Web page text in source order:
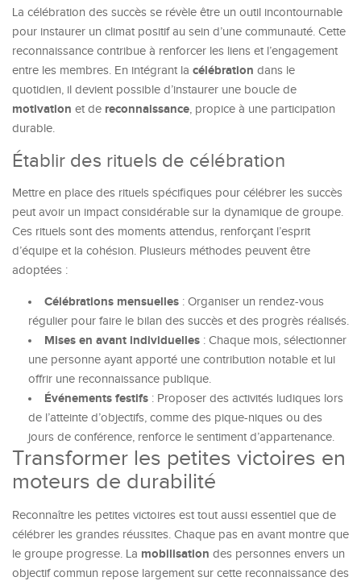
La célébration des succès se révèle être un outil incontournable
pour instaurer un climat positif au sein d’une communauté. Cette
reconnaissance contribue à renforcer les liens et l’engagement
entre les membres. En intégrant la célébration dans le
quotidien, il devient possible d’instaurer une boucle de
motivation et de reconnaissance, propice à une participation
durable.
Établir des rituels de célébration
Mettre en place des rituels spécifiques pour célébrer les succès
peut avoir un impact considérable sur la dynamique de groupe.
Ces rituels sont des moments attendus, renforçant l’esprit
d’équipe et la cohésion. Plusieurs méthodes peuvent être
adoptées :
Célébrations mensuelles : Organiser un rendez-vous
régulier pour faire le bilan des succès et des progrès réalisés.
Mises en avant individuelles : Chaque mois, sélectionner
une personne ayant apporté une contribution notable et lui
offrir une reconnaissance publique.
Événements festifs : Proposer des activités ludiques lors
de l’atteinte d’objectifs, comme des pique-niques ou des
jours de conférence, renforce le sentiment d’appartenance.
Transformer les petites victoires en
moteurs de durabilité
Reconnaître les petites victoires est tout aussi essentiel que de
célébrer les grandes réussites. Chaque pas en avant montre que
le groupe progresse. La mobilisation des personnes envers un
objectif commun repose largement sur cette reconnaissance des